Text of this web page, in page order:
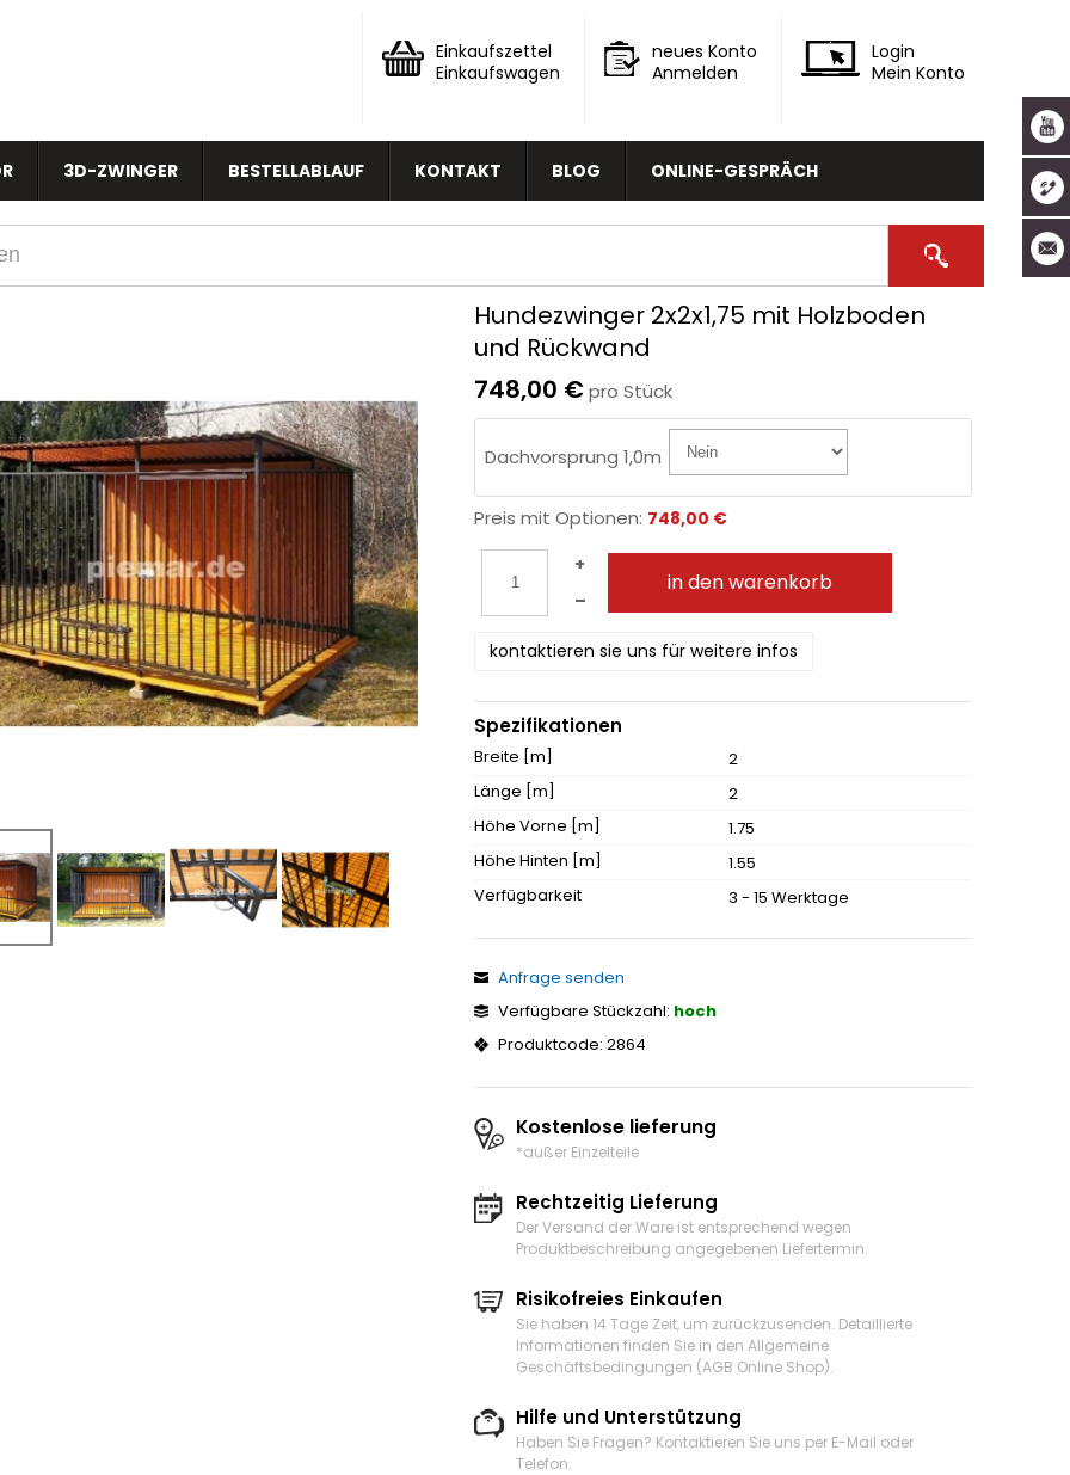
Einkaufszettel
Einkaufswagen
neues Konto
Anmelden
Login
Mein Konto
3D-ZWINGER BESTELLABLAUF KONTAKT BLOG ONLINE-GESPRÄCH
Hundezwinger 2x2x1,75 mit Holzboden
und Rückwand
748,00 €pro Stück
Dachvorsprung 1,0m
Preis mit Optionen: 748,00 €
+
–
in den warenkorb
kontaktieren sie uns für weitere infos
Spezifikationen
Breite [m]
2
Länge [m]
2
Höhe Vorne [m]
1.75
Höhe Hinten [m]
1.55
Verfügbarkeit
3 - 15 Werktage
Anfrage senden
Verfügbare Stückzahl: hoch
Produktcode: 2864
Kostenlose lieferung
*außer Einzelteile
Rechtzeitig Lieferung
Der Versand der Ware ist entsprechend wegen
Produktbeschreibung angegebenen Liefertermin.
Risikofreies Einkaufen
Sie haben 14 Tage Zeit, um zurückzusenden. Detaillierte
Informationen finden Sie in den Allgemeine
Geschäftsbedingungen (AGB Online Shop).
Hilfe und Unterstützung
Haben Sie Fragen? Kontaktieren Sie uns per E-Mail oder
Telefon.